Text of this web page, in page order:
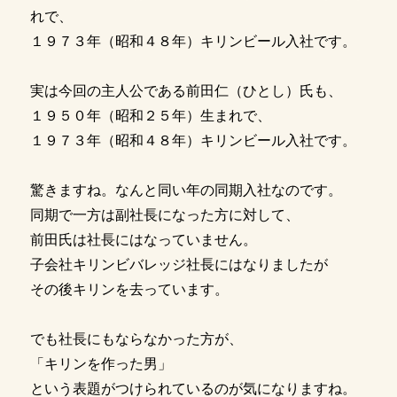
れで、
１９７３年（昭和４８年）キリンビール入社です。
実は今回の主人公である前田仁（ひとし）氏も、
１９５０年（昭和２５年）生まれで、
１９７３年（昭和４８年）キリンビール入社です。
驚きますね。なんと同い年の同期入社なのです。
同期で一方は副社長になった方に対して、
前田氏は社長にはなっていません。
子会社キリンビバレッジ社長にはなりましたが
その後キリンを去っています。
でも社長にもならなかった方が、
「キリンを作った男」
という表題がつけられているのが気になりますね。